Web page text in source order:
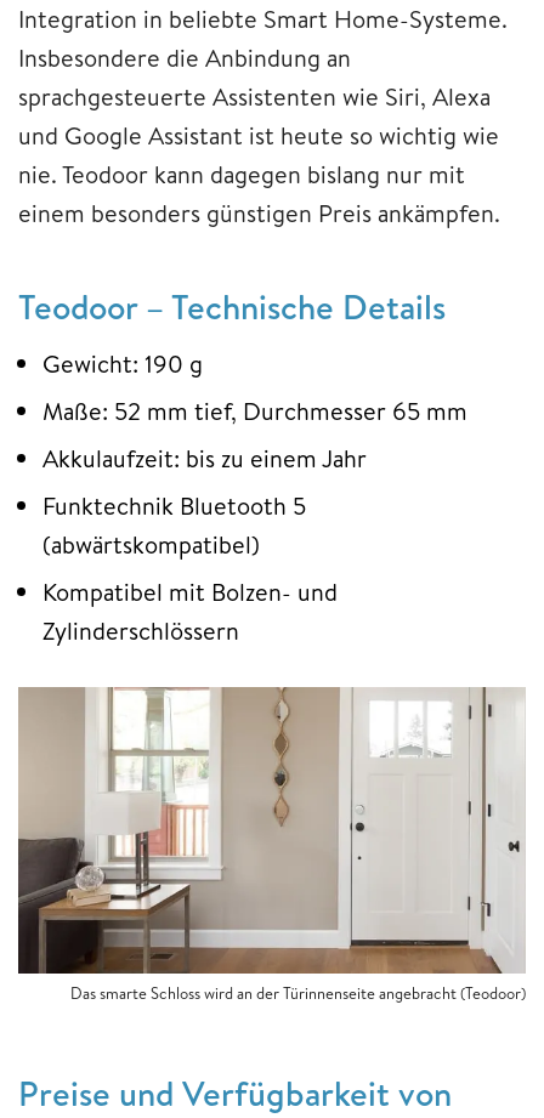
Integration in beliebte Smart Home-Systeme.
Insbesondere die Anbindung an
sprachgesteuerte Assistenten wie Siri, Alexa
und Google Assistant ist heute so wichtig wie
nie. Teodoor kann dagegen bislang nur mit
einem besonders günstigen Preis ankämpfen.
Teodoor – Technische Details
Gewicht: 190 g
Maße: 52 mm tief, Durchmesser 65 mm
Akkulaufzeit: bis zu einem Jahr
Funktechnik Bluetooth 5
(abwärtskompatibel)
Kompatibel mit Bolzen- und
Zylinderschlössern
Das smarte Schloss wird an der Türinnenseite angebracht (Teodoor)
Preise und Verfügbarkeit von